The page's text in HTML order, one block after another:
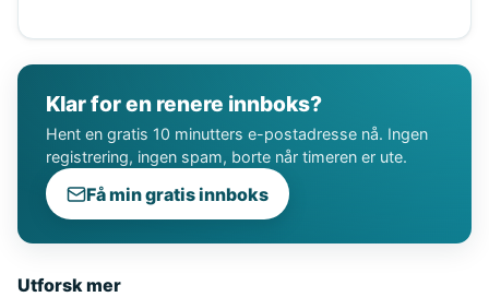
Klar for en renere innboks?
Hent en gratis 10 minutters e-postadresse nå. Ingen
registrering, ingen spam, borte når timeren er ute.
Få min gratis innboks
Utforsk mer